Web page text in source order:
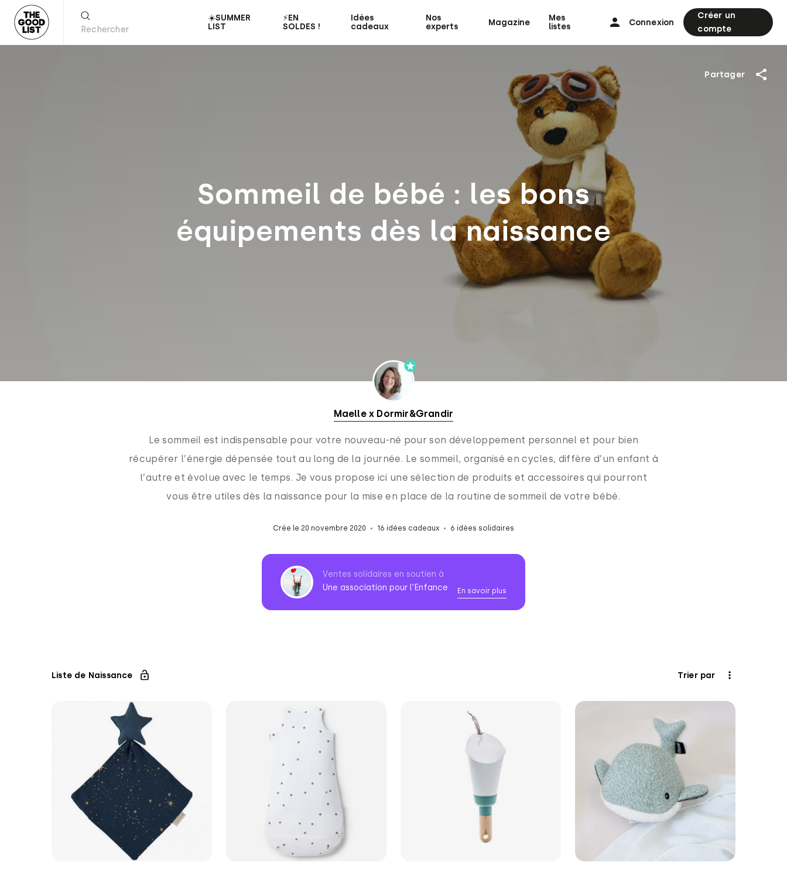
☀️SUMMER
LIST
⚡️EN
SOLDES !
Idées
cadeaux
Nos
experts
Magazine
Mes
listes
Connexion
Créer un
compte
Sommeil de bébé : les bons
équipements dès la naissance
Partager
Maelle x Dormir&Grandir
Le sommeil est indispensable pour votre nouveau-né pour son développement personnel et pour bien
récupérer l’énergie dépensée tout au long de la journée. Le sommeil, organisé en cycles, diffère d’un enfant à
l’autre et évolue avec le temps. Je vous propose ici une sélection de produits et accessoires qui pourront
vous être utiles dès la naissance pour la mise en place de la routine de sommeil de votre bébé.
Crée le 20 novembre 2020 16 idées cadeaux 6 idées solidaires
Ventes solidaires en soutien à
Une association pour l'Enfance
En savoir plus
Liste de Naissance Trier par